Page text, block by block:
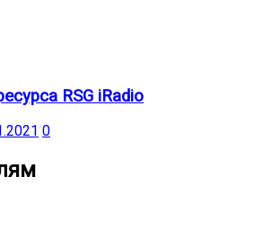
RSG iRadio
0